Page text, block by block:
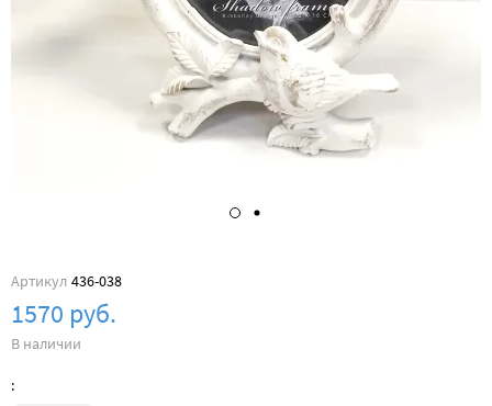
Артикул 436-038
1570 руб.
В наличии
: